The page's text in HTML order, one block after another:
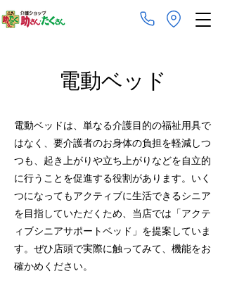
​電動ベッド
電動ベッドは、単なる介護目的の福祉用具で
はなく、要介護者のお身体の負担を軽減しつ
つも、起き上がりや立ち上がりなどを自立的
に行うことを促進する役割があります。 いく
つになってもアクティブに生活できるシニア
を目指していただくため、当店では「アクテ
ィブシニアサポートベッド」を提案していま
す。ぜひ店頭で実際に触ってみて、機能をお
確かめください。